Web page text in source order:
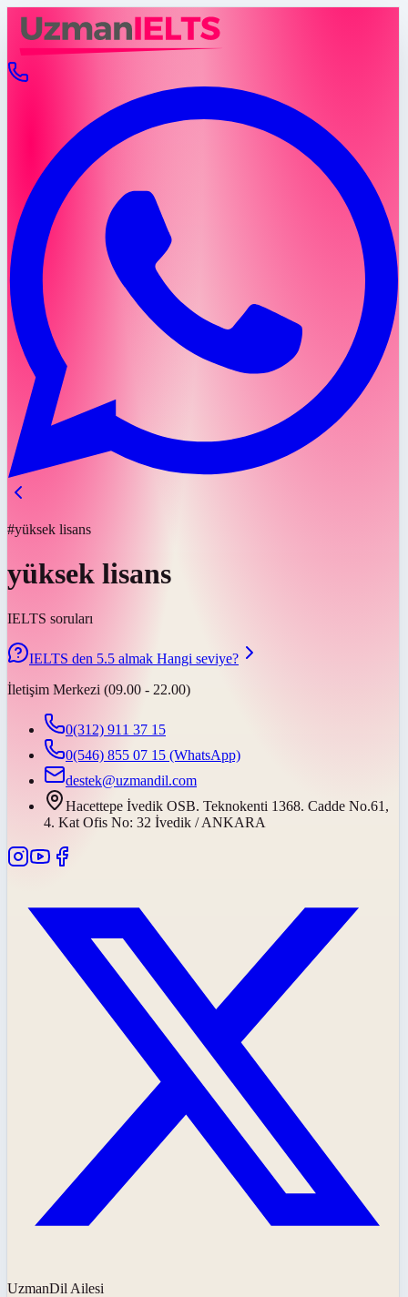
#yüksek lisans
yüksek lisans
IELTS soruları
IELTS den 5.5 almak Hangi seviye?
İletişim Merkezi (09.00 - 22.00)
0(312) 911 37 15
0(546) 855 07 15 (WhatsApp)
destek@uzmandil.com
Hacettepe İvedik OSB. Teknokenti 1368. Cadde No.61,
4. Kat Ofis No: 32 İvedik / ANKARA
UzmanDil Ailesi